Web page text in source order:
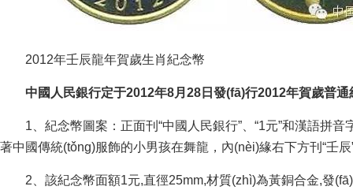
2012年壬辰龍年賀歲生肖紀念幣
中國人民銀行定于2012年8月28日發(fā)行2012年賀歲普通
1、紀念幣圖案：正面刊“中國人民銀行”、“1元”和漢語
著中國傳統(tǒng)服飾的小男孩在舞龍，內(nèi)緣右下方刊“壬辰”
2、該紀念幣面額1元,直徑25mm,材質(zhì)為黃銅合金,發